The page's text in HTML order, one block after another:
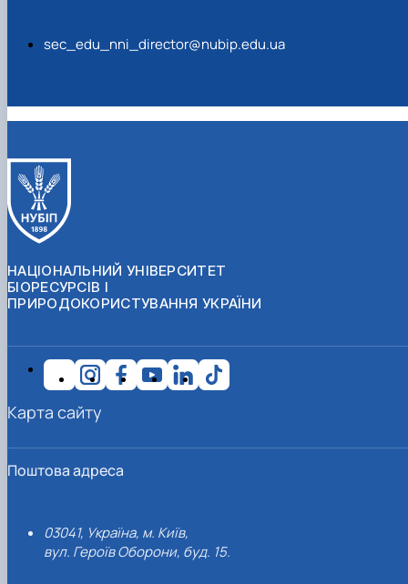
sec_edu_nni_director@nubip.edu.ua
НАЦІОНАЛЬНИЙ УНІВЕРСИТЕТ
БІОРЕСУРСІВ І
ПРИРОДОКОРИСТУВАННЯ УКРАЇНИ
Поштова адреса
03041, Україна, м. Київ,
вул. Героїв Оборони, буд. 15.
Карта сайту